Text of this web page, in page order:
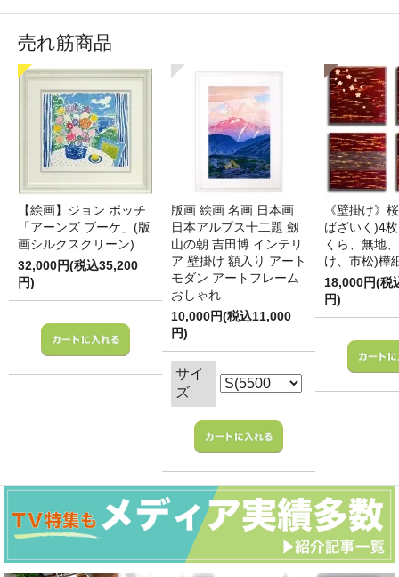
売れ筋商品
【絵画】ジョン ボッチ
「アーンズ ブーケ」(版
画シルクスクリーン)
32,000円(税込35,200
円)
版画 絵画 名画 日本画
日本アルプス十二題 劔
山の朝 吉田博 インテリ
ア 壁掛け 額入り アート
モダン アートフレーム
おしゃれ
10,000円(税込11,000
円)
サイ
ズ
《壁掛け》
ばざいく)4
くら、無地
け、市松)樺
18,000円(税
円)